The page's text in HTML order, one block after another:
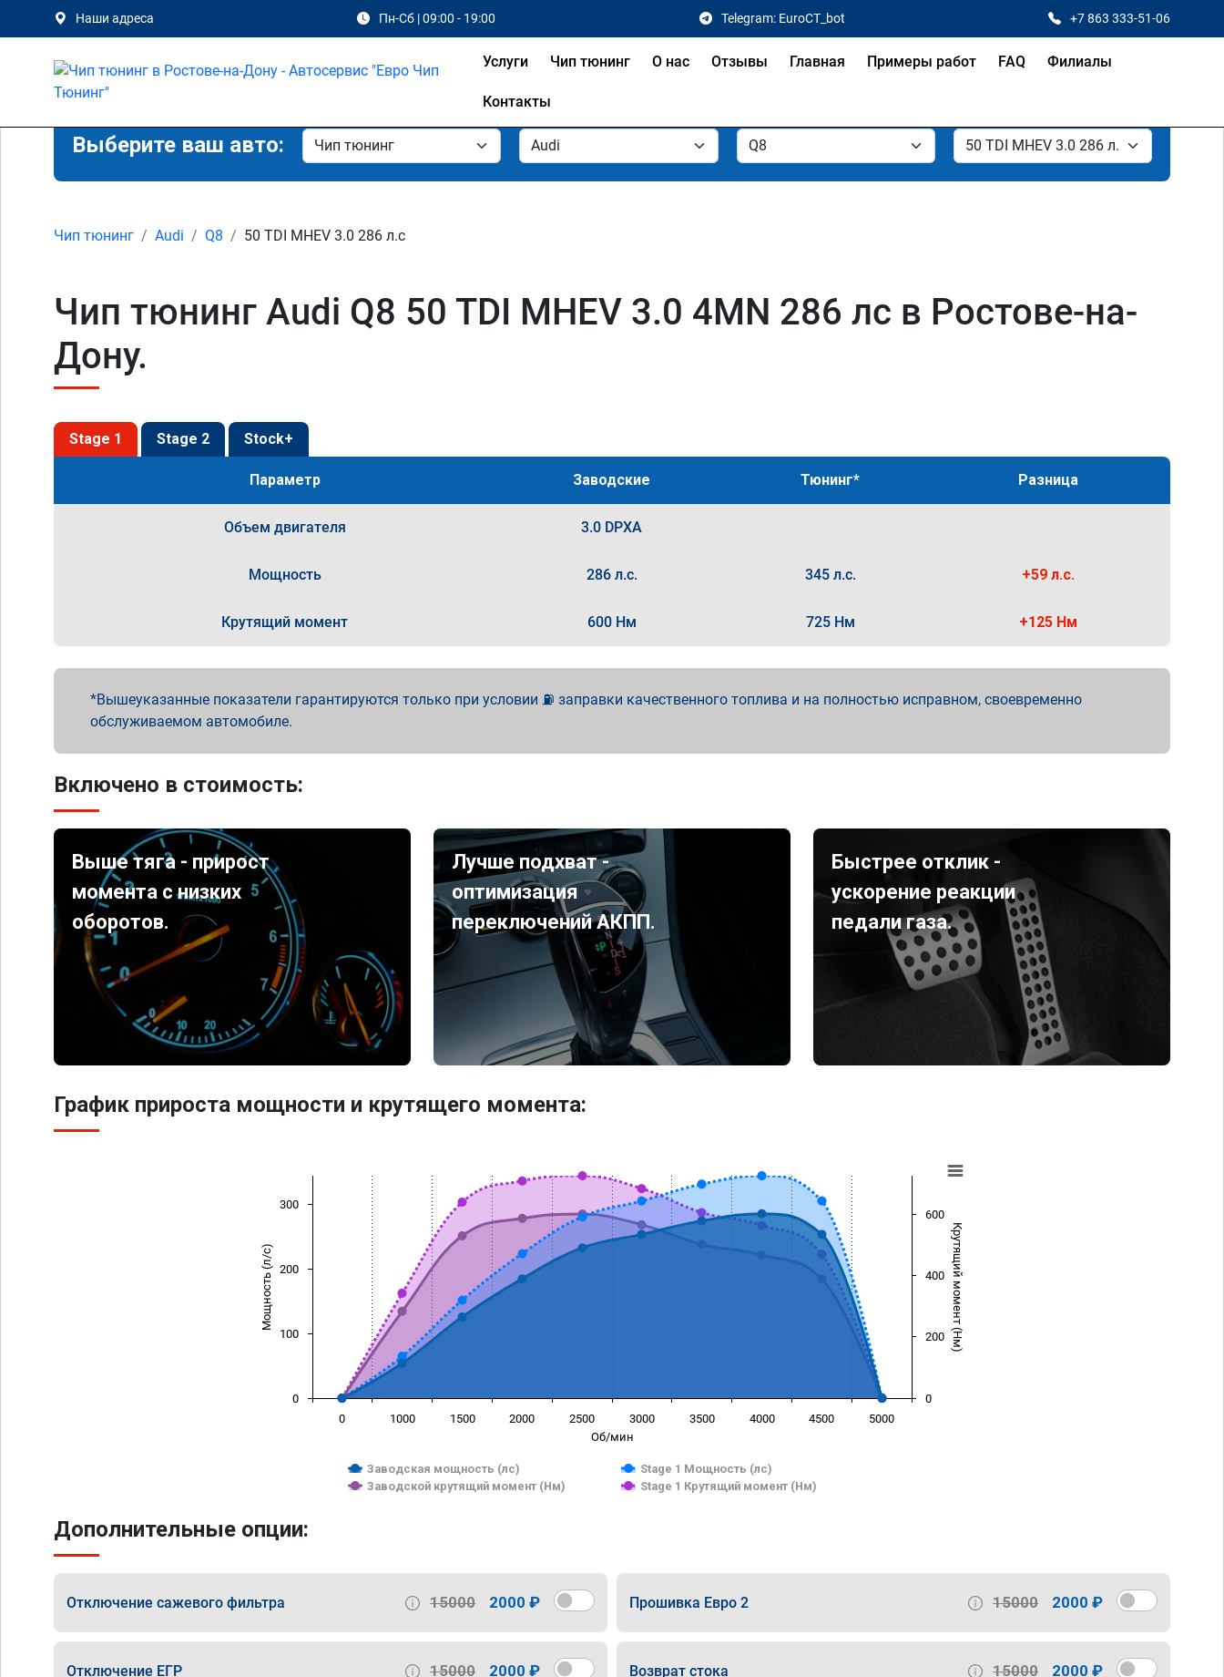
Наши адреса Пн-Сб | 09:00 - 19:00 Telegram: EuroCT_bot +7 863 333-51-06
Услуги Чип тюнинг О нас Отзывы Главная Примеры работ FAQ Филиалы
Контакты
Выберите ваш авто:
Чип тюнинг Audi Q8 50 TDI MHEV 3.0 286 л.с
Чип тюнинг Audi Q8 50 TDI MHEV 3.0 4MN 286 лс в Ростове-на-
Дону.
Stage 1 Stage 2 Stock+
Параметр Заводские Тюнинг* Разница
Объем двигателя 3.0 DPXA
Мощность 286 л.с. 345 л.с. +59 л.с.
Крутящий момент 600 Нм 725 Нм +125 Нм
Вышеуказанные показатели гарантируются только при условии ⛽ заправки качественного топлива и на полностью исправном, своевременно
обслуживаемом автомобиле.
Включено в стоимость:
Выше тяга - прирост
момента с низких
оборотов.
Лучше подхват -
оптимизация
переключений АКПП.
Быстрее отклик -
ускорение реакции
педали газа.
График прироста мощности и крутящего момента:
Об/мин
Мощность (л/с) Крутящий момент (Нм)
Заводская мощность (лс)
Stage 1 Мощность (лс)
Заводской крутящий момент (Нм)
Stage 1 Крутящий момент (Нм)
0 1000 1500 2000 2500 3000 3500 4000 4500 5000
0
100
200
300
0
200
400
600
Дополнительные опции:
Отключение сажевого фильтра 15000 2000 ₽ Прошивка Евро 2 15000 2000 ₽
Отключение ЕГР 15000 2000 ₽ Возврат стока 15000 2000 ₽